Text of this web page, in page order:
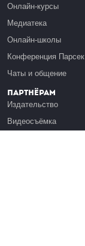
Онлайн-курсы
Медиатека
Онлайн-школы
Конференция Парсек
Чаты и общение
Партнёрам
Издательство
Видеосъёмка